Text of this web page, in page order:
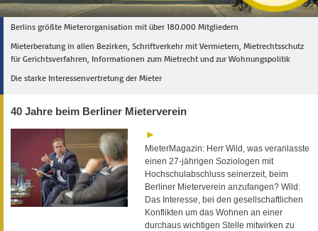
Berlins größte Mieterorganisation mit über 180.000 Mitgliedern
Mieterberatung in allen Bezirken, Schriftverkehr mit Vermietern, Mietrechtsschutz
für Gerichtsverfahren, Informationen zum Mietrecht und zur Wohnungspolitik
Die starke Interessenvertretung der Mieter
40 Jahre beim Berliner Mieterverein
MieterMagazin: Herr Wild, was veranlasste
einen 27-jährigen Soziologen mit
Hochschulabschluss seinerzeit, beim
Berliner Mieterverein anzufangen? Wild:
Das Interesse, bei den gesellschaftlichen
Konflikten um das Wohnen an einer
durchaus wichtigen Stelle mitwirken zu